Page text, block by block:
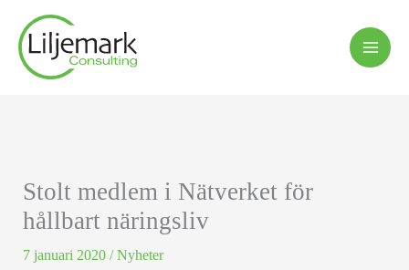
innehåll
Stolt medlem i Nätverket för
hållbart näringsliv
7 januari 2020/Nyheter